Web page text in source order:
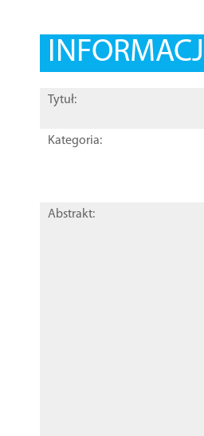
Tytuł:
Kategoria:
Abstrakt: